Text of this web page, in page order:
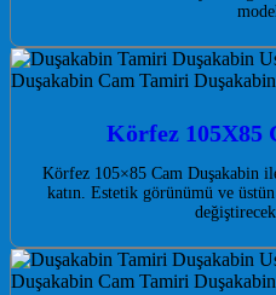
Körfez 105X85
Körfez 105×85 Cam Duşakabin
katın. Estetik görünümü ve